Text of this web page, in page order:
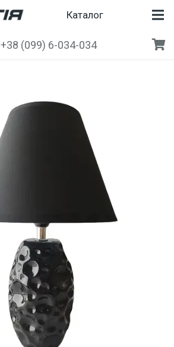
Каталог
+38 (099) 6-034-034